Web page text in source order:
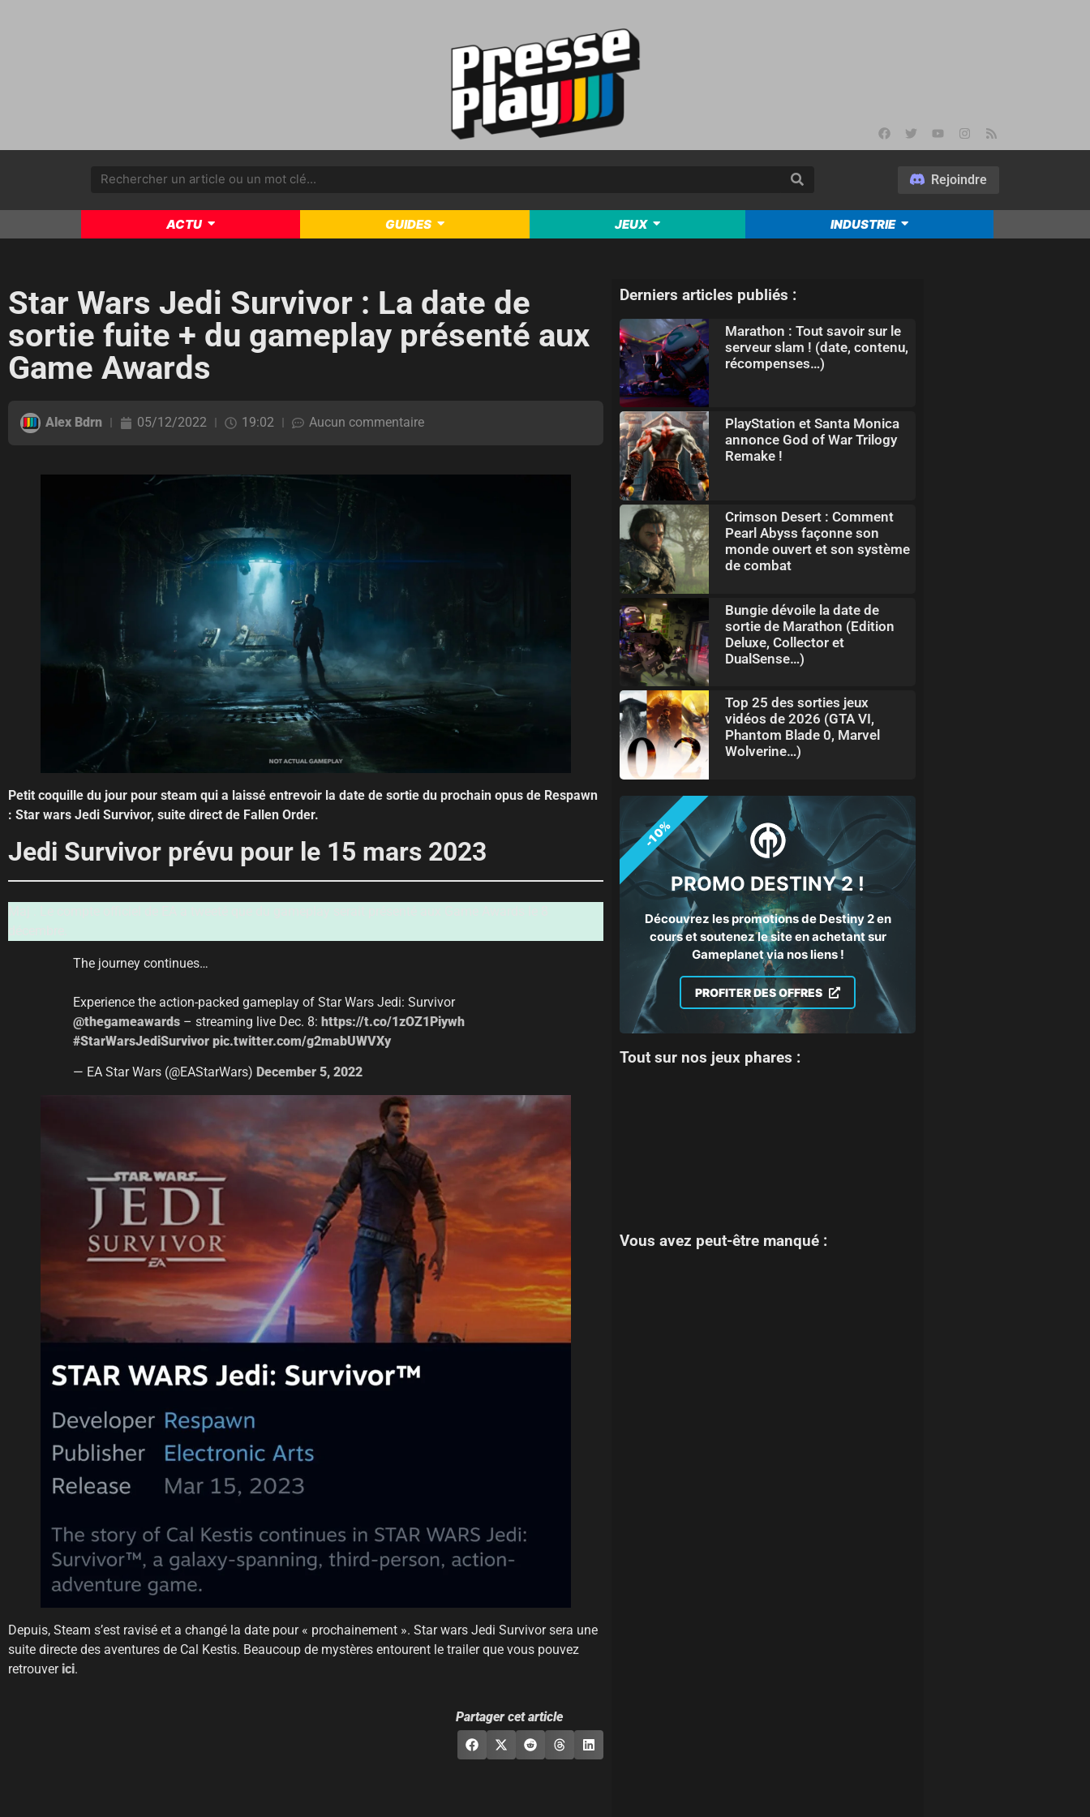
Rejoindre
ACTU GUIDES JEUX INDUSTRIE
Star Wars Jedi Survivor : La date de
sortie fuite + du gameplay présenté aux
Game Awards
Alex Bdrn 05/12/2022 19:02 Aucun commentaire
Petit coquille du jour pour steam qui a laissé entrevoir la date de sortie du prochain opus de Respawn
: Star wars Jedi Survivor, suite direct de Fallen Order.
Jedi Survivor prévu pour le 15 mars 2023
The journey continues…
Experience the action-packed gameplay of Star Wars Jedi: Survivor
@thegameawards – streaming live Dec. 8: https://t.co/1zOZ1Piywh
#StarWarsJediSurvivor pic.twitter.com/g2mabUWVXy
— EA Star Wars (@EAStarWars) December 5, 2022
Depuis, Steam s’est ravisé et a changé la date pour « prochainement ». Star wars Jedi Survivor sera une
suite directe des aventures de Cal Kestis. Beaucoup de mystères entourent le trailer que vous pouvez
retrouverici.
Partager cet article
Derniers articles publiés :
Marathon : Tout savoir sur le
serveur slam ! (date, contenu,
récompenses…)
PlayStation et Santa Monica
annonce God of War Trilogy
Remake !
Crimson Desert : Comment
Pearl Abyss façonne son
monde ouvert et son système
de combat
Bungie dévoile la date de
sortie de Marathon (Edition
Deluxe, Collector et
DualSense…)
Top 25 des sorties jeux
vidéos de 2026 (GTA VI,
Phantom Blade 0, Marvel
Wolverine…)
PROMO DESTINY 2 !
Découvrez les promotions de Destiny 2 en
cours et soutenez le site en achetant sur
Gameplanet via nos liens !
PROFITER DES OFFRES
-10%
Tout sur nos jeux phares :
Vous avez peut-être manqué :